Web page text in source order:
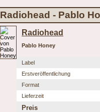
Radiohead - Pablo
Radiohead
Pablo Honey
Label
Erstveröffentlichung
Format
Lieferzeit
Preis